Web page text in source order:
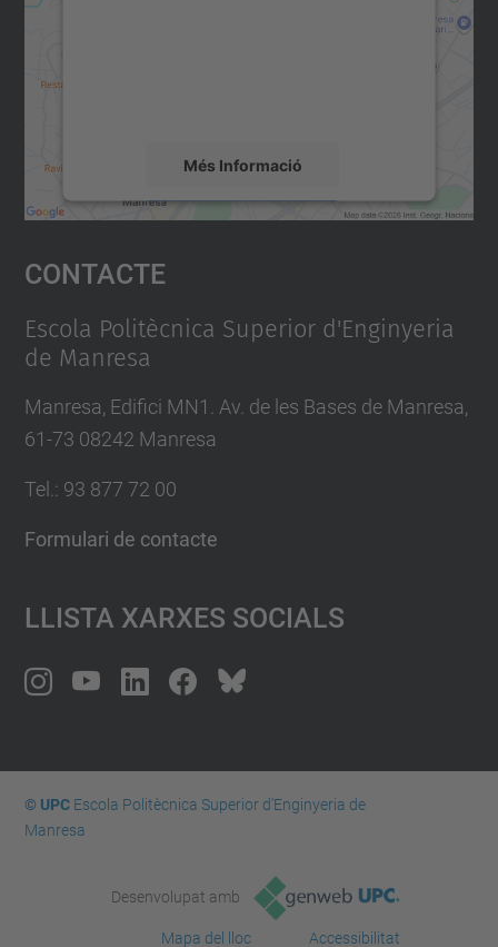
Més Informació
Accepta
powered by
Contacte
Escola Politècnica Superior d'Enginyeria
de Manresa
Manresa, Edifici MN1. Av. de les Bases de Manresa,
61-73 08242 Manresa
Tel.: 93 877 72 00
Formulari de contacte
Llista Xarxes Socials
© UPCEscola Politècnica Superior d'Enginyeria de
Manresa
Desenvolupat amb
Mapa del lloc
Accessibilitat